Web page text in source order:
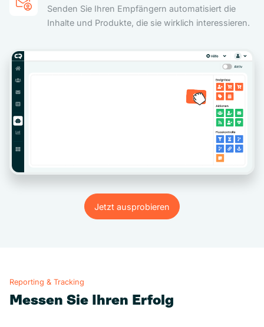
Senden Sie Ihren Empfängern automatisiert die
Inhalte und Produkte, die sie wirklich interessieren.
Jetzt ausprobieren
Jetzt ausprobieren
Reporting & Tracking
Messen Sie Ihren Erfolg